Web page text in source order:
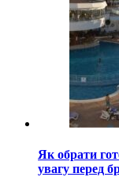
Як обрати
увагу перед